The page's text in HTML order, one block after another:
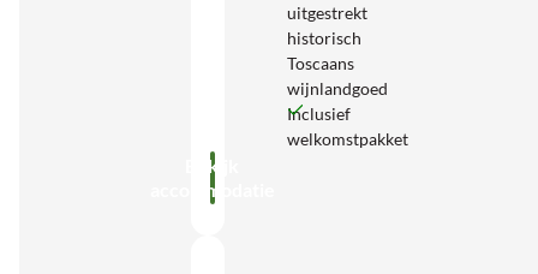
uitgestrekt
historisch
Toscaans
wijnlandgoed
Inclusief
welkomstpakket
Bekijk
accommodatie